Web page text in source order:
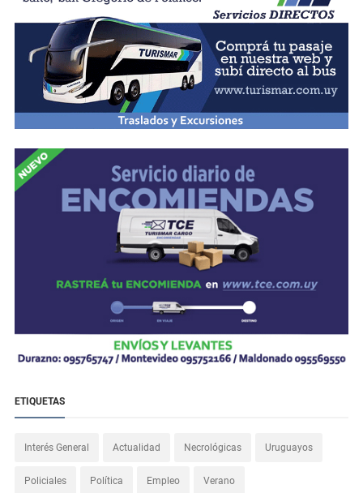
ETIQUETAS
Interés General Actualidad Necrológicas Uruguayos
Policiales Política Empleo Verano